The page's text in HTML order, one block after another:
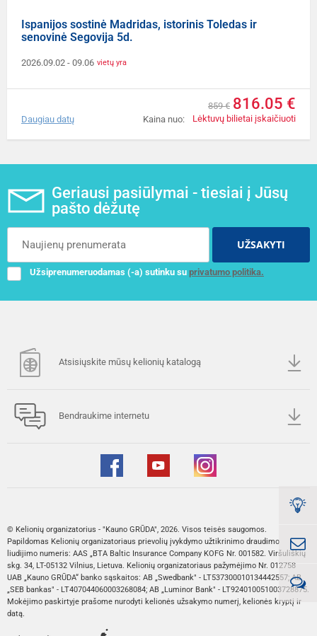
Ispanijos sostinė Madridas, istorinis Toledas ir
senovinė Segovija 5d.
2026.09.02 - 09.06 vietų yra
Kaina nuo:
859 € 816.05 €
Lėktuvų bilietai įskaičiuoti
Daugiau datų
Geriausi pasiūlymai - tiesiai į Jūsų
pašto dėžutę
UŽSAKYTI
Užsiprenumeruodamas (-a) sutinku su privatumo politika.
Atsisiųskite mūsų kelionių katalogą
Bendraukime internetu
© Kelionių organizatorius - "Kauno GRŪDA", 2026. Visos teisės saugomos.
Papildomas Kelionių organizatoriaus prievolių įvykdymo užtikrinimo draudimo
liudijimo numeris: AAS „BTA Baltic Insurance Company KOFG Nr. 001582. Viršuliškių
skg. 34, LT-05132 Vilnius, Lietuva. Kelionių organizatoriaus pažymėjimo Nr. 012758
UAB „Kauno GRŪDA“ banko sąskaitos: AB „Swedbank" - LT537300010134442557; AB
„SEB bankas" - LT407044060003268084; AB „Luminor Bank" - LT924010051003728875.
Mokėjimo paskirtyje prašome nurodyti kelionės užsakymo numerį, kelionės kryptį ir
datą.